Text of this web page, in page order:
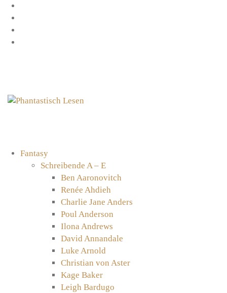
Zum
Inhalt
springen
Fantasy
Schreibende A – E
Ben Aaronovitch
Renée Ahdieh
Charlie Jane Anders
Poul Anderson
Ilona Andrews
David Annandale
Luke Arnold
Christian von Aster
Kage Baker
Leigh Bardugo